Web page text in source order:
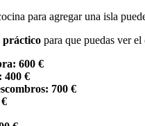
para agregar una isla
práctico para que puedas ver el
600 €
400 €
700 €